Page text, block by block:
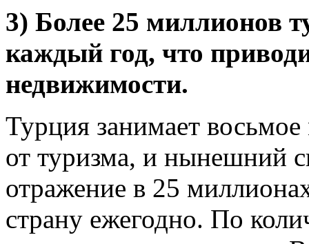
3) Более 25 миллионов
каждый год, что
недвижимости.
Турция занимает
от туризма, и нынешний
отражение в 25
страну ежегодно. По